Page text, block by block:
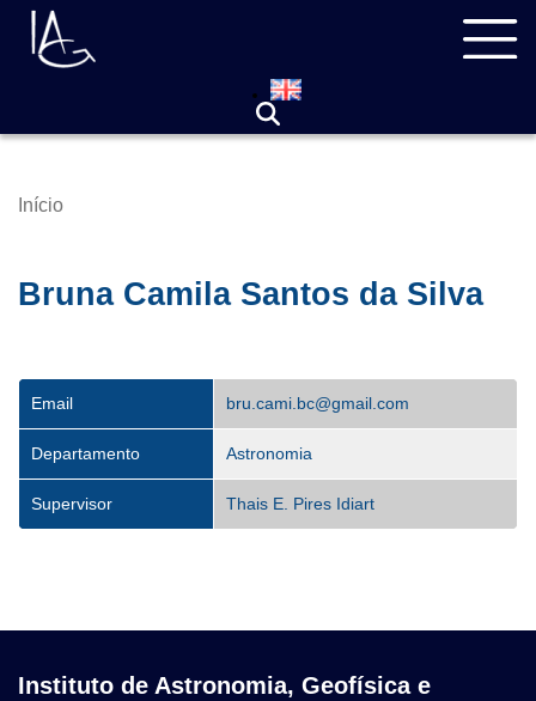
Pular
para
Trilha
Início
Bruna Camila Santos da Silva
Email bru.cami.bc@gmail.com
Departamento Astronomia
Supervisor Thais E. Pires Idiart
Instituto de Astronomia, Geofísica e